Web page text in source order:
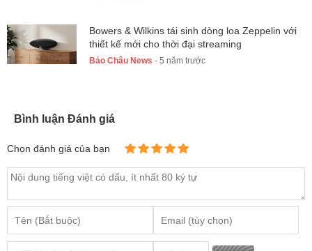
Bowers & Wilkins tái sinh dòng loa Zeppelin với
thiết kế mới cho thời đại streaming
Bảo Châu News - 5 năm trước
Bình luận Đánh giá
Chọn đánh giá của bạn